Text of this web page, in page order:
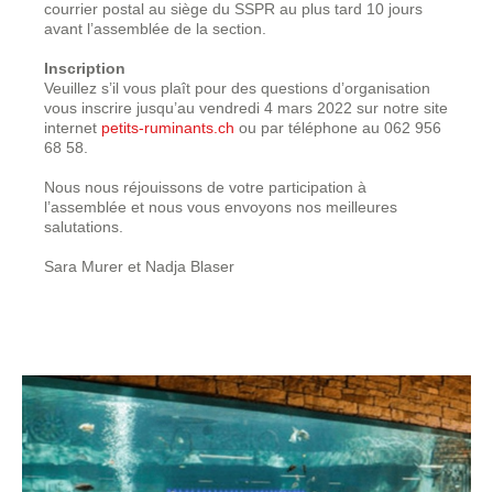
courrier postal au siège du SSPR au plus tard 10 jours
avant l’assemblée de la section.
Inscription
Veuillez s’il vous plaît pour des questions d’organisation
vous inscrire jusqu’au vendredi 4 mars 2022 sur notre site
internet petits-ruminants.ch ou par téléphone au 062 956
68 58.
Nous nous réjouissons de votre participation à
l’assemblée et nous vous envoyons nos meilleures
salutations.
Sara Murer et Nadja Blaser